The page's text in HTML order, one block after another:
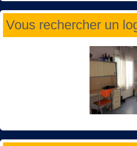
Vous rechercher un